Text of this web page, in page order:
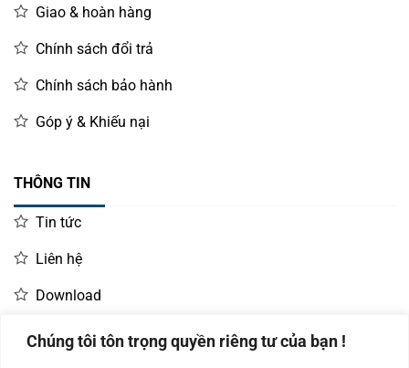
Chúng tôi tôn trọng quyền riêng tư của bạn !
Giao & hoàn hàng
Chính sách đổi trả
Chính sách bảo hành
Góp ý & Khiếu nại
THÔNG TIN
Tin tức
Liên hệ
Download
LIÊN HỆ MUA HÀNG